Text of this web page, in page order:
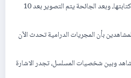
تصویرھا في الیوم الثاني من كتابتھا، وبعد الجائحة یتم التصویر بعد 10
بأن المجریات الدرامیة تحدث الآن
وبین شخصیات المسلسل، تجدر الاشارة